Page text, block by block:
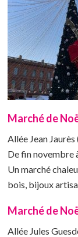
Marché de
Allée Jean
De fin novembre
Un marché
bois, bijoux
Marché de
Allée Jules